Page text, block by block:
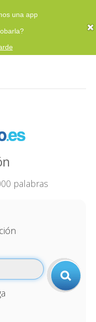
una app
palabras